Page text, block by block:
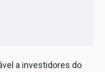
a investidores do